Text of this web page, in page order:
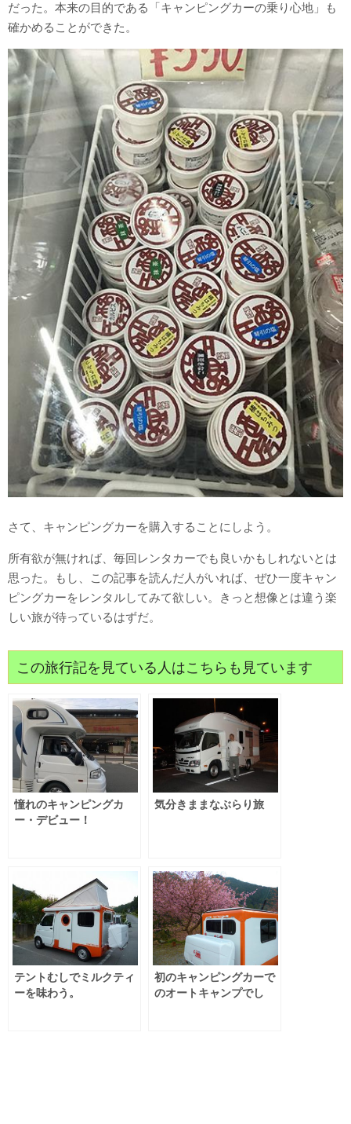
だった。本来の目的である「キャンピングカーの乗り心地」も
確かめることができた。
さて、キャンピングカーを購入することにしよう。
所有欲が無ければ、毎回レンタカーでも良いかもしれないとは
思った。もし、この記事を読んだ人がいれば、ぜひ一度キャン
ピングカーをレンタルしてみて欲しい。きっと想像とは違う楽
しい旅が待っているはずだ。
この旅行記を見ている人はこちらも見ています
憧れのキャンピングカ
ー・デビュー！
気分きままなぶらり旅
テントむしでミルクティ
ーを味わう。
初のキャンピングカーで
のオートキャンプでし